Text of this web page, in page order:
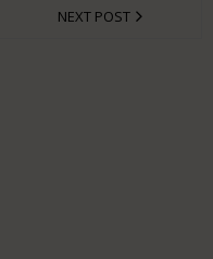
NEXT POST